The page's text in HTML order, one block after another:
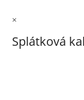
×
Splátková